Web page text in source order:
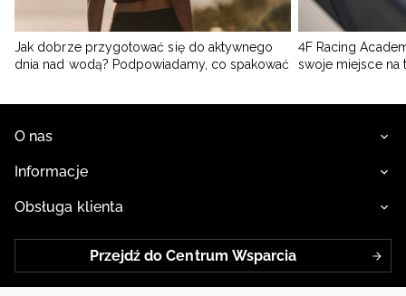
Jak dobrze przygotować się do aktywnego
dnia nad wodą? Podpowiadamy, co spakować
4F Racing
swoje miejsce na
O nas
Informacje
Obsługa klienta
Przejdź do Centrum Wsparcia